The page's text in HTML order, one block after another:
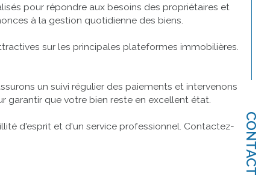
CONTACT
pour répondre aux besoins des propriétaires et
à la gestion quotidienne des biens.
sur les principales plateformes immobilières.
un suivi régulier des paiements et intervenons
garantir que votre bien reste en excellent état.
d'esprit et d'un service professionnel. Contactez-